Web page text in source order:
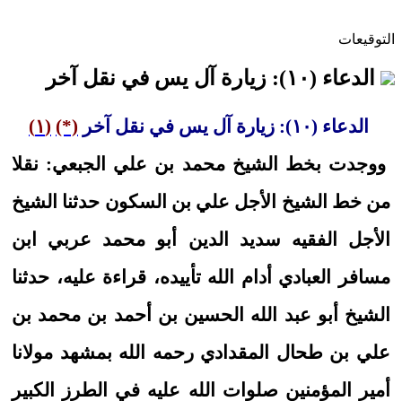
التوقيعات
الدعاء (١٠): زيارة آل يس في نقل آخر
الدعاء (١٠): زيارة آل يس في نقل آخر (*) (١)
ووجدت بخط الشيخ محمد بن علي الجبعي: نقلا
من خط الشيخ الأجل علي بن السكون حدثنا الشيخ
الأجل الفقيه سديد الدين أبو محمد عربي ابن
مسافر العبادي أدام الله تأييده، قراءة عليه، حدثنا
الشيخ أبو عبد الله الحسين بن أحمد بن محمد بن
علي بن طحال المقدادي رحمه الله بمشهد مولانا
أمير المؤمنين صلوات الله عليه في الطرز الكبير